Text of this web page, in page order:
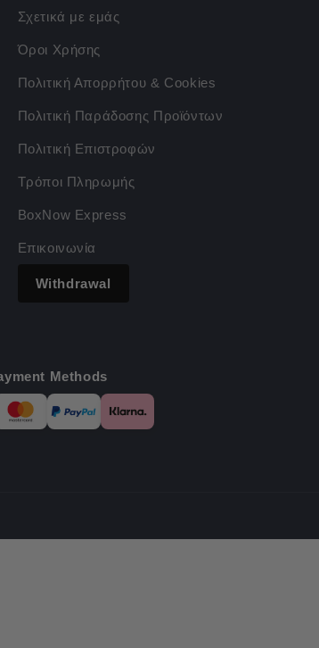
Σχετικά με εμάς
Όροι Χρήσης
Πολιτική Απορρήτου & Cookies
Πολιτική Παράδοσης Προϊόντων
Πολιτική Επιστροφών
Τρόποι Πληρωμής
BoxNow Express
Επικοινωνία
Withdrawal
Methods